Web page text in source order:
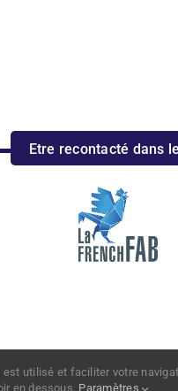
prise en
ou un CDG
Etre recontacté dans
Mentions légales
utilisé et faciliter votre
en dessous. Paramètres